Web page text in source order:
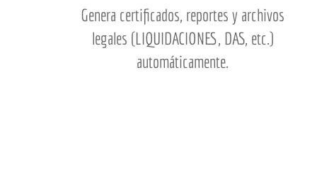
Genera certificados, reportes y archivos
legales (LIQUIDACIONES, DAS, etc.)
automáticamente.